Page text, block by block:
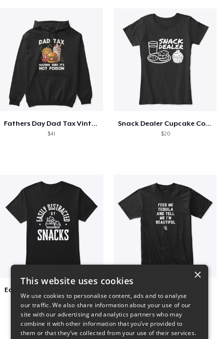
Fathers Day Dad Tax Vintage Papa T-Shirt
$41
Snack Dealer Cupcake Cookie and Milk
$20
Easily Distracted by Snacks
$20 $30
×
This website uses cookies
We use cookies to personalise content, ads and to analyse
our traffic. We also share information about your use of our
site with our advertising and analytics partners who may
combine it with other information that you’ve provided to
them or that they’ve collected from your use of their services.